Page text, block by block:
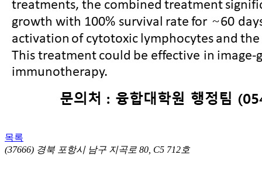
목록
(37666) 경북 포항시 남구 지곡로 80, C5 712호